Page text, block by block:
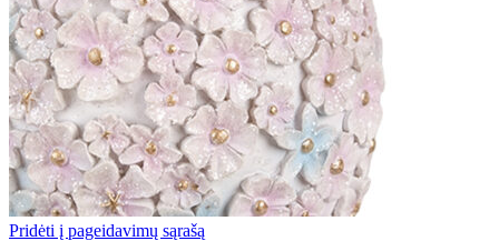
Pridėti į pageidavimų sąrašą